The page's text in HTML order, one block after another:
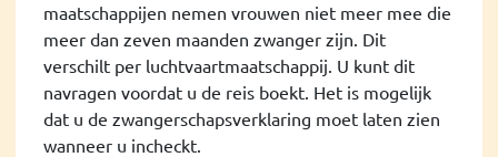
maatschappijen nemen vrouwen niet meer mee die
meer dan zeven maanden zwanger zijn. Dit
verschilt per luchtvaartmaatschappij. U kunt dit
navragen voordat u de reis boekt. Het is mogelijk
dat u de zwangerschapsverklaring moet laten zien
wanneer u incheckt.